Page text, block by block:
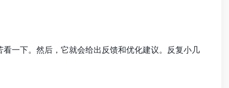
一下。然后，它就会给出反馈和优化建议。反复小几